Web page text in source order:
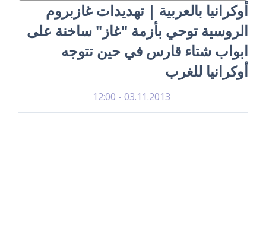
أوكرانيا بالعربية | تهديدات غازبروم
الروسية توحي بأزمة "غاز" ساخنة على
ابواب شتاء قارس في حين تتوجه
أوكرانيا للغرب
03.11.2013 - 12:00